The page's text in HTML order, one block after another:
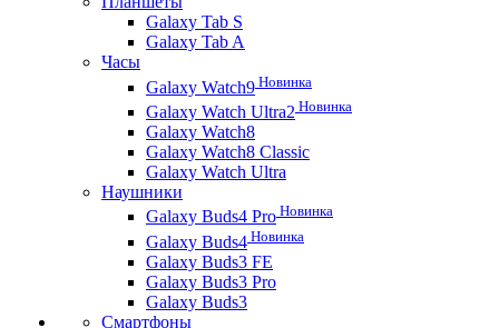
Galaxy Tab S
Galaxy Tab A
Часы
Galaxy Watch9 Новинка
Galaxy Watch Ultra2 Новинка
Galaxy Watch8
Galaxy Watch8 Classic
Galaxy Watch Ultra
Наушники
Galaxy Buds4 Pro Новинка
Galaxy Buds4 Новинка
Galaxy Buds3 FE
Galaxy Buds3 Pro
Galaxy Buds3
Смартфоны